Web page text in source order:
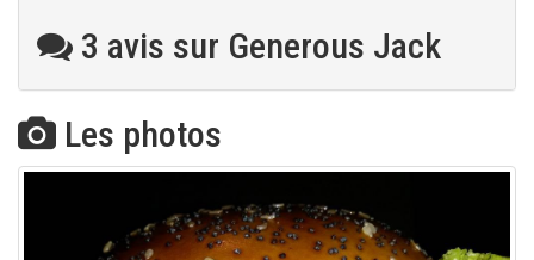
3 avis sur Generous Jack
Les photos